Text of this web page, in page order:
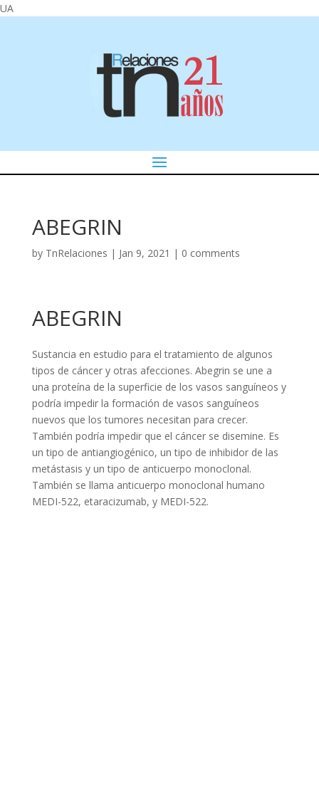
UA
ABEGRIN
by TnRelaciones | Jan 9, 2021 | 0 comments
ABEGRIN
Sustancia en estudio para el tratamiento de algunos
tipos de cáncer y otras afecciones. Abegrin se une a
una proteína de la superficie de los vasos sanguíneos y
podría impedir la formación de vasos sanguíneos
nuevos que los tumores necesitan para crecer.
También podría impedir que el cáncer se disemine. Es
un tipo de antiangiogénico, un tipo de inhibidor de las
metástasis y un tipo de anticuerpo monoclonal.
También se llama anticuerpo monoclonal humano
MEDI-522, etaracizumab, y MEDI-522.